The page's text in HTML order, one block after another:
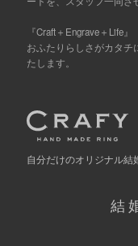
『Craft＋Engrave＋Life』
おふたりらしさがカタ
たします。
自分だけのオリジナル結
結